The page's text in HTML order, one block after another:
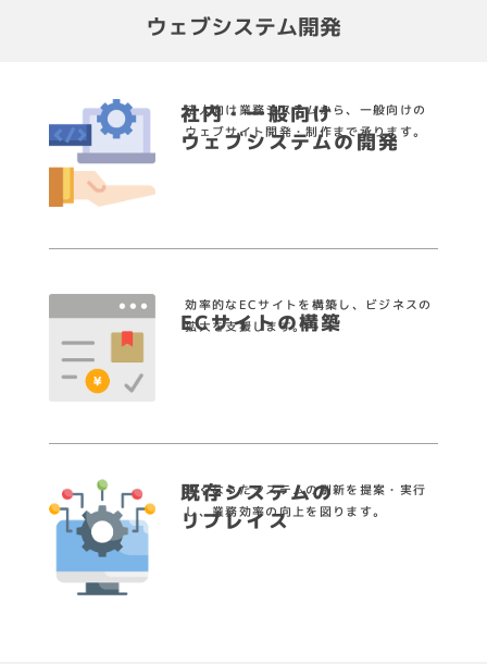
ウェブシステム開発
社内・一般向け
ウェブシステムの開発
法人向け業務システムから、一般向けの
ウェブサイト開発・制作まで承ります。
ECサイトの構築
効率的なECサイトを構築し、ビジネスの
拡大を支援します。
既存システムの
リプレイス
古くなったシステムの刷新を提案・実行
し、業務効率の向上を図ります。